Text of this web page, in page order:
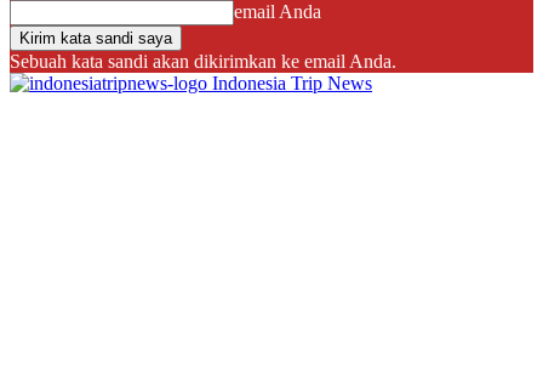
email Anda
Sebuah kata sandi akan dikirimkan ke email Anda.
Indonesia Trip News